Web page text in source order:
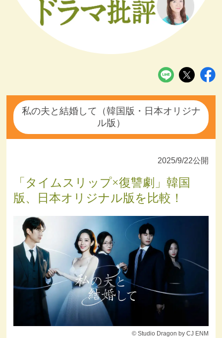
私の夫と結婚して（韓国版・日本オリジナ
ル版）
2025/9/22公開
「タイムスリップ×復讐劇」韓国
版、日本オリジナル版を比較！
© Studio Dragon by CJ ENM